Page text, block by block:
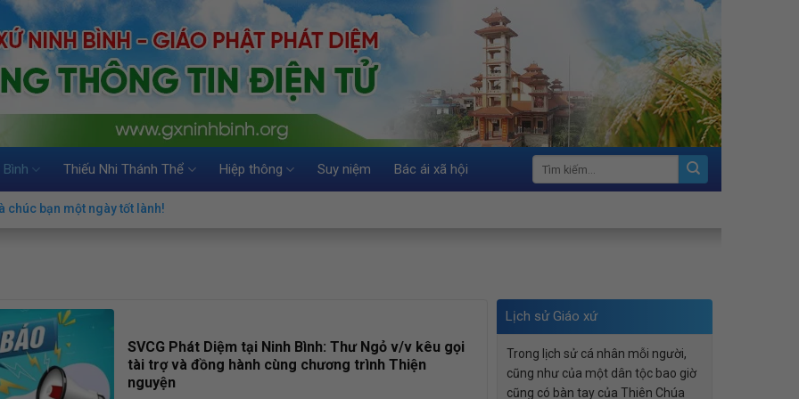
Thiếu Nhi Thánh Thể Hiệp thông Suy niệm Bác ái xã hội
chúc bạn một ngày tốt lành!
SVCG Phát Diệm tại Ninh Bình: Thư Ngỏ v/v kêu gọi
tài trợ và đồng hành cùng chương trình Thiện
nguyện
Lịch sử Giáo xứ
Trong lịch sử cá nhân mỗi người,
cũng như của một dân tộc bao giờ
cũng có bàn tay của Thiên Chúa